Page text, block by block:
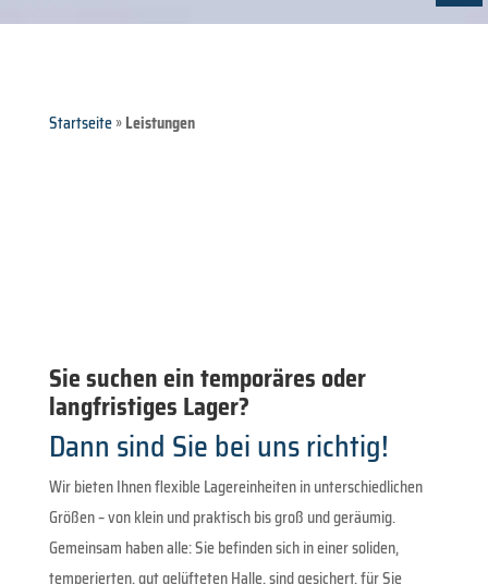
Startseite»Leistungen
Sie suchen ein temporäres oder
langfristiges Lager?
Dann sind Sie bei uns richtig!
Wir bieten Ihnen flexible Lagereinheiten in unterschiedlichen
Größen – von klein und praktisch bis groß und geräumig.
Gemeinsam haben alle: Sie befinden sich in einer soliden,
temperierten, gut gelüfteten Halle, sind gesichert, für Sie